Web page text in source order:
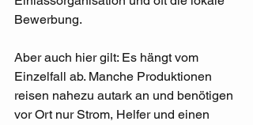
Bewerbung.
Aber auch hier gilt: Es hängt vom
Einzelfall ab. Manche Produktionen
reisen nahezu autark an und benötigen
vor Ort nur Strom, Helfer und einen